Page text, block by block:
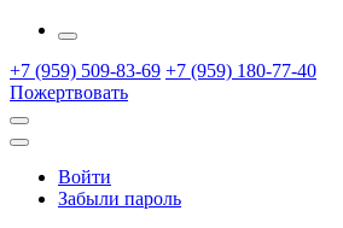
More
+7 (959) 509-83-69 +7 (959) 180-77-40
Пожертвовать
Открыть
поиск
Профиль
Войти
Забыли пароль